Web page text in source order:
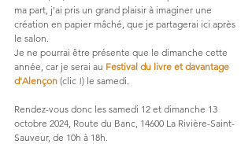
ma part, j'ai pris un grand plaisir à imaginer une
création en papier mâché, que je partagerai ici après
le salon.
Je ne pourrai être présente que le dimanche cette
année, car je serai au Festival du livre et davantage
d'Alençon (clic !) le samedi.
Rendez-vous donc les samedi 12 et dimanche 13
octobre 2024, Route du Banc, 14600 La Rivière-Saint-
Sauveur, de 10h à 18h.